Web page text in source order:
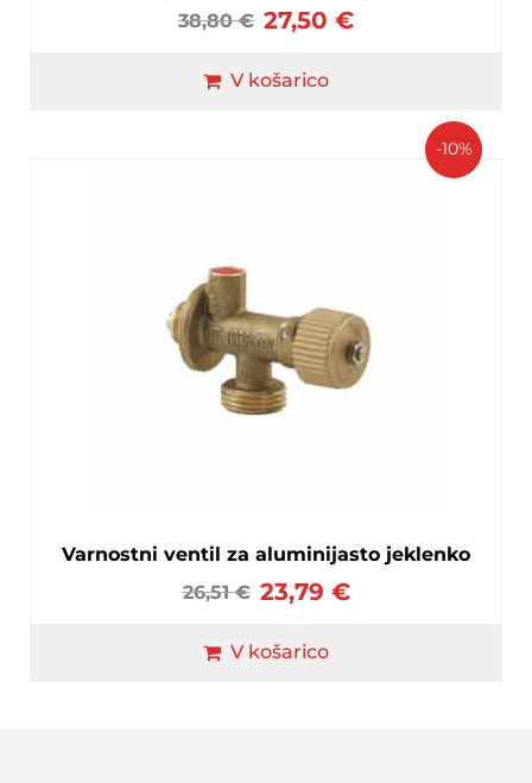
38,80€ 27,50 €
V košarico
-10%
Varnostni ventil za aluminijasto jeklenko
26,51€ 23,79 €
V košarico